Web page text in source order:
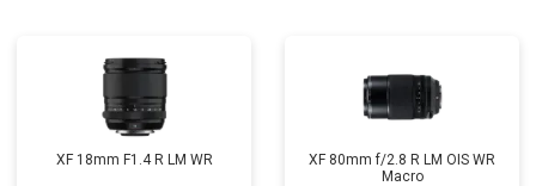
XF 18mm F1.4 R LM WR
XF 80mm f/2.8 R LM OIS WR
Macro